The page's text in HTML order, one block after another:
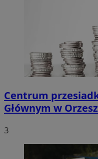
Centrum
Głównym w
3